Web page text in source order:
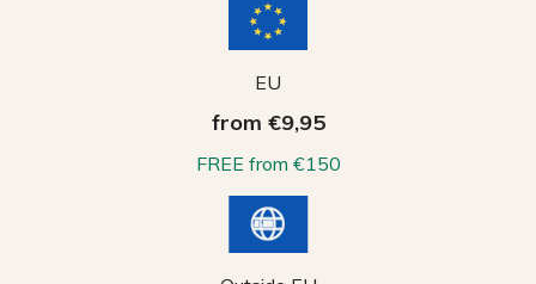
EU
from €9,95
FREE from €150